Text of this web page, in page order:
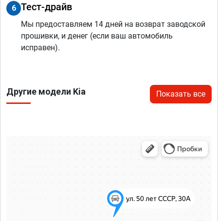
6 Тест-драйв
Мы предоставляем 14 дней на возврат заводской
прошивки, и денег (если ваш автомобиль
исправен).
Другие модели Kia Показать все